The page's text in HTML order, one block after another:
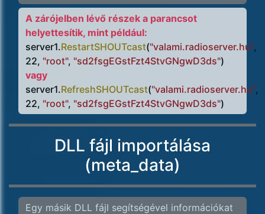
A zárójelben lévő részek a parancsot
helyettesítik, mint például:
server1.RestartSHOUTcast("valami.radioserver.hu",
22, "root", "sd2fsgEGstFzt4StvGNgwD3ds")
vagy
server1.RefreshSHOUTcast("valami.radioserver.hu",
22, "root", "sd2fsgEGstFzt4StvGNgwD3ds")
DLL fájl importálása
(meta_data)
Egy másik DLL fájl segítségével információkat